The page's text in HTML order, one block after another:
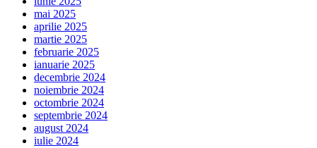
mai 2025
aprilie 2025
martie 2025
februarie 2025
ianuarie 2025
decembrie 2024
noiembrie 2024
octombrie 2024
septembrie 2024
august 2024
iulie 2024